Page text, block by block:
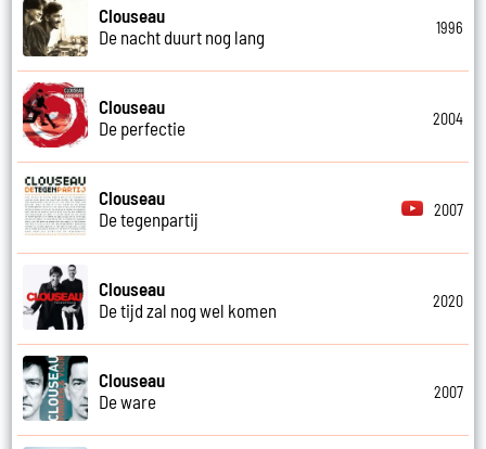
Clouseau
De nacht duurt nog lang
1996
Clouseau
De perfectie
2004
Clouseau
De tegenpartij
2007
Clouseau
De tijd zal nog wel komen
2020
Clouseau
De ware
2007